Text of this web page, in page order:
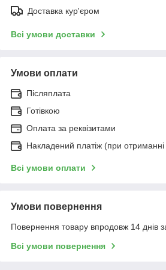
Доставка кур'єром
Всі умови доставки
Умови оплати
Післяплата
Готівкою
Оплата за реквізитами
Накладений платіж (при отриманні
Всі умови оплати
Умови повернення
Повернення товару впродовж 14 днів
Всі умови повернення